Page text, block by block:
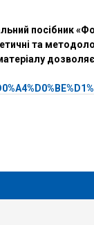
посібник
та